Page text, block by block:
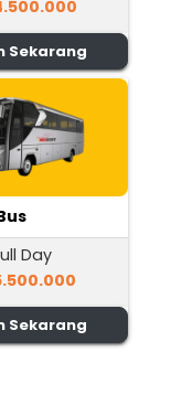
Sekarang
Day
Sekarang